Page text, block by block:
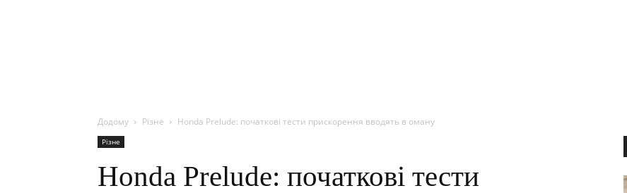
Додому Різне Honda Prelude: початкові тести прискорення вводять в оману
Різне
Honda Prelude: початкові тести